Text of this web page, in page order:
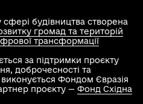
будівництва створена
громад та територій
трансформації
за підтримки проєкту
доброчесності та
Фондом Євразія
проєкту — Фонд Східна